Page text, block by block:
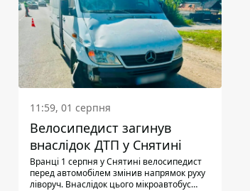
11:59, 01 серпня
Велосипедист загинув
внаслідок ДТП у Снятині
Вранці 1 серпня у Снятині велосипедист
перед автомобілем змінив напрямок руху
ліворуч. Внаслідок цього мікроавтобус